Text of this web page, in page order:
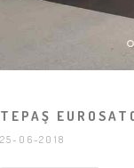
TEPAŞ
25-06-2018